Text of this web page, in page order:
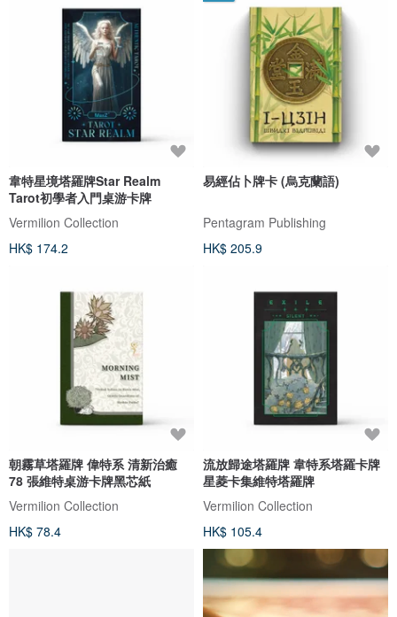
韋特星境塔羅牌Star Realm
Tarot初學者入門桌游卡牌
Vermilion Collection
HK$ 174.2
易經佔卜牌卡 (烏克蘭語)
Pentagram Publishing
HK$ 205.9
朝霧草塔羅牌 偉特系 清新治癒
78 張維特桌游卡牌黑芯紙
Vermilion Collection
HK$ 78.4
流放歸途塔羅牌 韋特系塔羅卡牌
星菱卡集維特塔羅牌
Vermilion Collection
HK$ 105.4